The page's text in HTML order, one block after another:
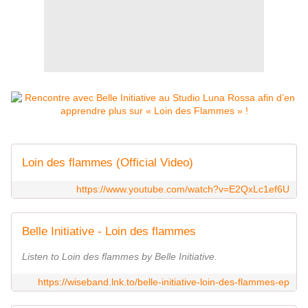
Loin des flammes (Official Video)
https://www.youtube.com/watch?v=E2QxLc1ef6U
Belle Initiative - Loin des flammes
Listen to Loin des flammes by Belle Initiative.
https://wiseband.lnk.to/belle-initiative-loin-des-flammes-ep